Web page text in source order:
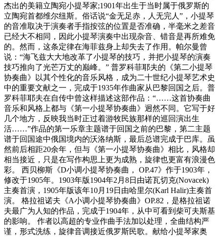
杰出的美籍立陶宛小提琴家;1901年出生于当时属于俄罗斯的
立陶宛首都维尔纽斯。俗话说“金无足赤，人无完人”，小提琴
的音准取决于演奏者手指按弦的位置是否准确，半毫米之差音
已经大不相同，因此小提琴演奏中出现杂音、错音是再所难免
的。然而，这条定律在海菲兹身上却失去了作用。帕尔曼曾
说：“海飞兹大大地改革了小提琴的技巧，并把小提琴的演奏
技巧推向了光芒万丈的巅峰。” 普罗科菲耶夫的《第二小提琴
协奏曲》以其个性化的音乐风格，成为二十世纪小提琴艺术史
中的重要文献之一，完成于1935年作曲家从巴黎回国之后。普
罗科菲耶夫在自传中曾这样描述这部作品：“……这首协奏曲
音乐和风格上都与《第一小提琴协奏曲》迥然不同。它写于好
几个地方，反映我当时正过着游牧民族那样的巡回演出生
活……”作品的第一乐章主题谱于回国之前的巴黎，第二主题
谱于回国途中俄国境内的沃洛纳斯，最后总谱完成于巴库。虽
然前后相距20余年，但与《第一小提琴协奏曲》相比，风格却
相当接近，只是在写作构思上更为成熟，旋律也更富有浪漫色
彩。 西贝柳斯《D小调小提琴协奏曲， OP.47》作于1903年，
修改于1905年。1903年版1904年2月8日由诺瓦切克(Novacek)
主奏首演，1905年版该年10月19日由哈里尔(Karl Halir)主奏首
演。 格拉祖诺夫《A小调小提琴协奏曲》OP.82，是格拉祖诺
夫最广为人知的作品，完成于1904年，从中可看到柴可夫斯基
的影响。 作者以高超的专业作曲手法加以处理，全曲结构严
谨，形式洗练，旋律音调接近俄罗斯民歌。献给小提琴家奥